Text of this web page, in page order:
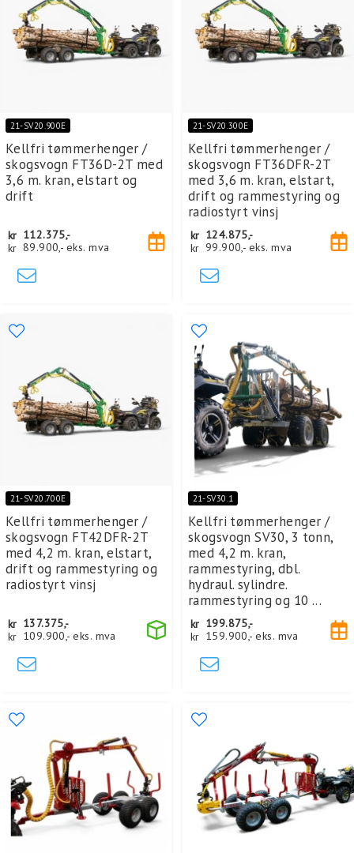
21-SV20.900E
Kellfri tømmerhenger /
skogsvogn FT36D-2T med
3,6 m. kran, elstart og
drift
kr 112.375,-
kr 89.900,- eks. mva
21-SV20.300E
Kellfri tømmerhenger /
skogsvogn FT36DFR-2T
med 3,6 m. kran, elstart,
drift og rammestyring og
radiostyrt vinsj
kr 124.875,-
kr 99.900,- eks. mva
21-SV20.700E
Kellfri tømmerhenger /
skogsvogn FT42DFR-2T
med 4,2 m. kran, elstart,
drift og rammestyring og
radiostyrt vinsj
kr 137.375,-
kr 109.900,- eks. mva
21-SV30.1
Kellfri tømmerhenger /
skogsvogn SV30, 3 tonn,
med 4,2 m. kran,
rammestyring, dbl.
hydraul. sylindre.
rammestyring og 10 ...
kr 199.875,-
kr 159.900,- eks. mva